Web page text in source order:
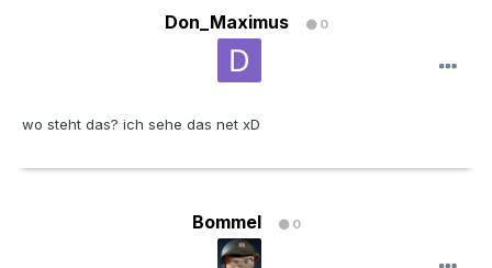
Don_Maximus 0
wo steht das? ich sehe das net xD
Bommel 0